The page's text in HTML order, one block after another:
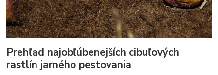
Prehľad najobľúbenejších cibuľových
rastlín jarného pestovania